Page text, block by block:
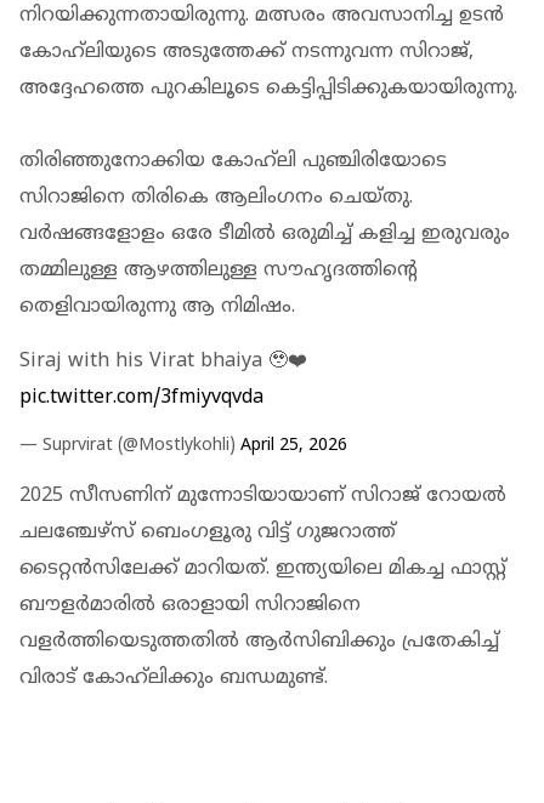
നിറയിക്കുന്നതായിരുന്നു. മത്സരം അവസാനിച്ച ഉടന്‍
കോഹ്‌ലിയുടെ അടുത്തേക്ക് നടന്നുവന്ന സിറാജ്,
അദ്ദേഹത്തെ പുറകിലൂടെ കെട്ടിപ്പിടിക്കുകയായിരുന്നു.
തിരിഞ്ഞുനോക്കിയ കോഹ്‌ലി പുഞ്ചിരിയോടെ
സിറാജിനെ തിരികെ ആലിംഗനം ചെയ്തു.
വര്‍ഷങ്ങളോളം ഒരേ ടീമില്‍ ഒരുമിച്ച് കളിച്ച ഇരുവരും
തമ്മിലുള്ള ആഴത്തിലുള്ള സൗഹൃദത്തിന്റെ
തെളിവായിരുന്നു ആ നിമിഷം.
Siraj with his Virat bhaiya 🥹❤️
pic.twitter.com/3fmiyvqvda
— Suprvirat (@Mostlykohli) April 25, 2026
2025 സീസണിന് മുന്നോടിയായാണ് സിറാജ് റോയല്‍
ചലഞ്ചേഴ്‌സ് ബെംഗളൂരു വിട്ട് ഗുജറാത്ത്
ടൈറ്റന്‍സിലേക്ക് മാറിയത്. ഇന്ത്യയിലെ മികച്ച ഫാസ്റ്റ്
ബൗളര്‍മാരില്‍ ഒരാളായി സിറാജിനെ
വളര്‍ത്തിയെടുത്തതില്‍ ആര്‍സിബിക്കും പ്രതേകിച്ച്
വിരാട് കോഹ്‌ലിക്കും ബന്ധമുണ്ട്.